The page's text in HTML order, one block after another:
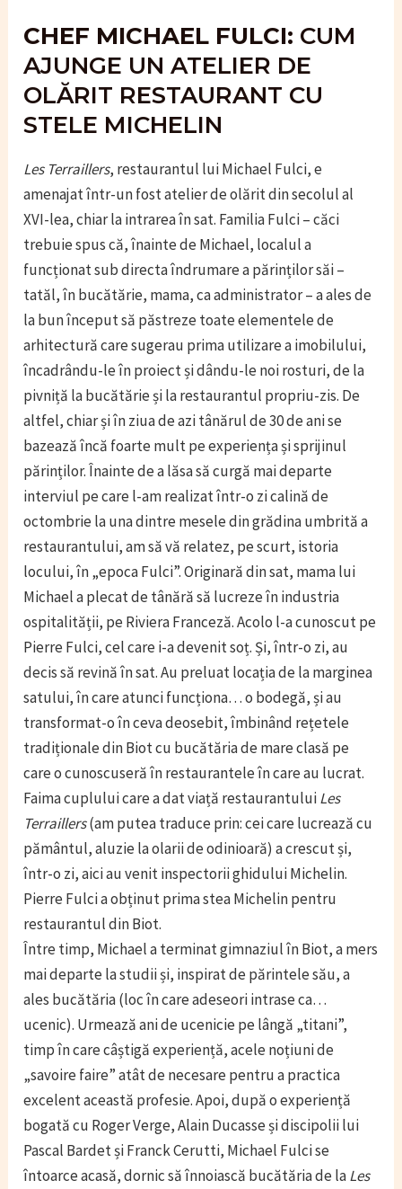
CHEF MICHAEL FULCI: CUM
AJUNGE UN ATELIER DE
OLĂRIT RESTAURANT CU
STELE MICHELIN
Les Terraillers, restaurantul lui Michael Fulci, e
amenajat într-un fost atelier de olărit din secolul al
XVI-lea, chiar la intrarea în sat. Familia Fulci – căci
trebuie spus că, înainte de Michael, localul a
funcționat sub directa îndrumare a părinților săi –
tatăl, în bucătărie, mama, ca administrator – a ales de
la bun început să păstreze toate elementele de
arhitectură care sugerau prima utilizare a imobilului,
încadrându-le în proiect și dându-le noi rosturi, de la
pivniță la bucătărie și la restaurantul propriu-zis. De
altfel, chiar și în ziua de azi tânărul de 30 de ani se
bazează încă foarte mult pe experiența și sprijinul
părinților. Înainte de a lăsa să curgă mai departe
interviul pe care l-am realizat într-o zi calină de
octombrie la una dintre mesele din grădina umbrită a
restaurantului, am să vă relatez, pe scurt, istoria
locului, în „epoca Fulci”. Originară din sat, mama lui
Michael a plecat de tânără să lucreze în industria
ospitalității, pe Riviera Franceză. Acolo l-a cunoscut pe
Pierre Fulci, cel care i-a devenit soț. Și, într-o zi, au
decis să revină în sat. Au preluat locația de la marginea
satului, în care atunci funcționa… o bodegă, și au
transformat-o în ceva deosebit, îmbinând rețetele
tradiționale din Biot cu bucătăria de mare clasă pe
care o cunoscuseră în restaurantele în care au lucrat.
Faima cuplului care a dat viață restaurantuluiLes
Terraillers(am putea traduce prin: cei care lucrează cu
pământul, aluzie la olarii de odinioară) a crescut și,
într-o zi, aici au venit inspectorii ghidului Michelin.
Pierre Fulci a obținut prima stea Michelin pentru
restaurantul din Biot.
Între timp, Michael a terminat gimnaziul în Biot, a mers
mai departe la studii și, inspirat de părintele său, a
ales bucătăria (loc în care adeseori intrase ca…
ucenic). Urmează ani de ucenicie pe lângă „titani”,
timp în care câștigă experiență, acele noțiuni de
„savoire faire” atât de necesare pentru a practica
excelent această profesie. Apoi, după o experiență
bogată cu Roger Verge, Alain Ducasse și discipolii lui
Pascal Bardet și Franck Cerutti, Michael Fulci se
întoarce acasă, dornic să înnoiască bucătăria de laLes